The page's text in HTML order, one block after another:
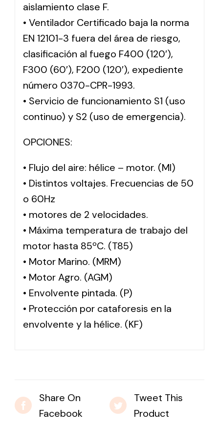
aislamiento clase F.
• Ventilador Certificado baja la norma
EN 12101-3 fuera del área de riesgo,
clasificación al fuego F400 (120′),
F300 (60′), F200 (120′), expediente
número 0370-CPR-1993.
• Servicio de funcionamiento S1 (uso
continuo) y S2 (uso de emergencia).
OPCIONES:
• Flujo del aire: hélice – motor. (MI)
• Distintos voltajes. Frecuencias de 50
o 60Hz
• motores de 2 velocidades.
• Máxima temperatura de trabajo del
motor hasta 85ºC. (T85)
• Motor Marino. (MRM)
• Motor Agro. (AGM)
• Envolvente pintada. (P)
• Protección por cataforesis en la
envolvente y la hélice. (KF)
Share On
Facebook
Tweet This
Product